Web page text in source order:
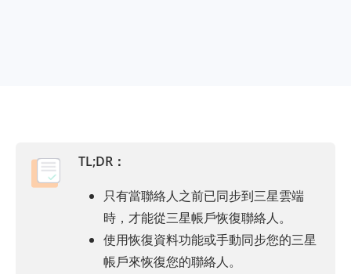
TL;DR：
只有當聯絡人之前已同步到三星雲端
時，才能從三星帳戶恢復聯絡人。
使用恢復資料功能或手動同步您的三星
帳戶來恢復您的聯絡人。